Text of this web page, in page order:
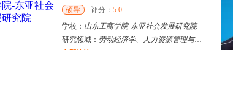
硕导 评分： 5.0
学校： 山东工商学院-东亚社会发展研究院
研究领域： 劳动经济学、人力资源管理与社会保障
立即咨询
杨杰 桂林市